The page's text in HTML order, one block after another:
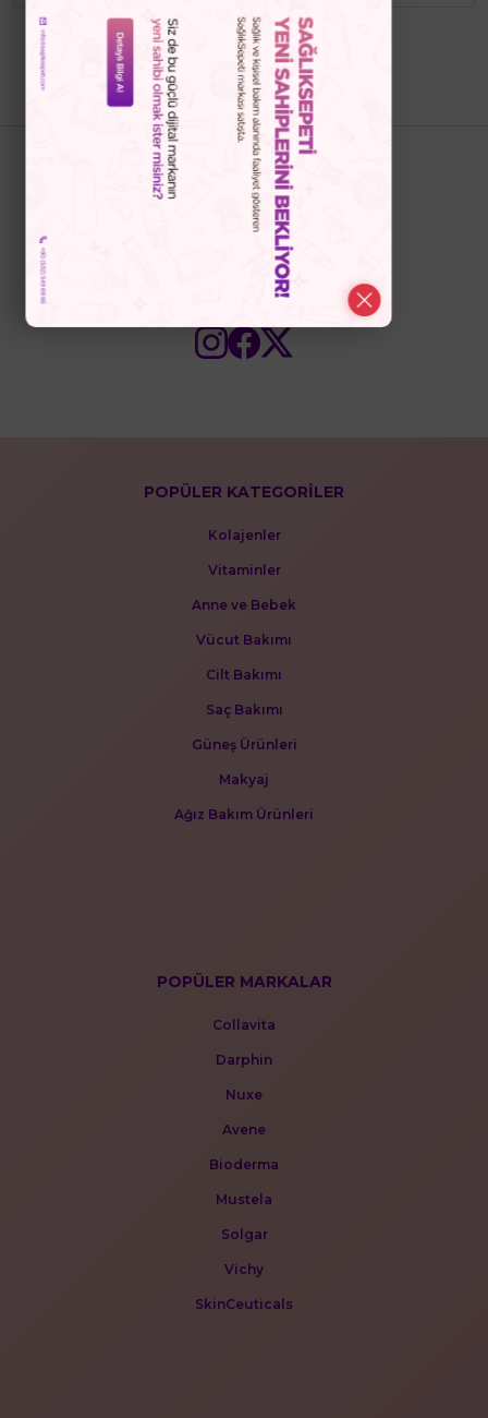
Bizi Takip Edin
POPÜLER KATEGORİLER
Kolajenler
Vitaminler
Anne ve Bebek
Vücut Bakımı
Cilt Bakımı
Saç Bakımı
Güneş Ürünleri
Makyaj
Ağız Bakım Ürünleri
POPÜLER MARKALAR
Collavita
Darphin
Nuxe
Avene
Bioderma
Mustela
Solgar
Vichy
SkinCeuticals